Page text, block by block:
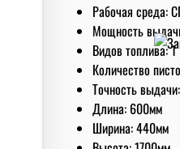
Рабочая среда:
Мoщнoсть
Видов топлива: 1
Количество
Точность
Длина: 600мм
Ширина: 440мм